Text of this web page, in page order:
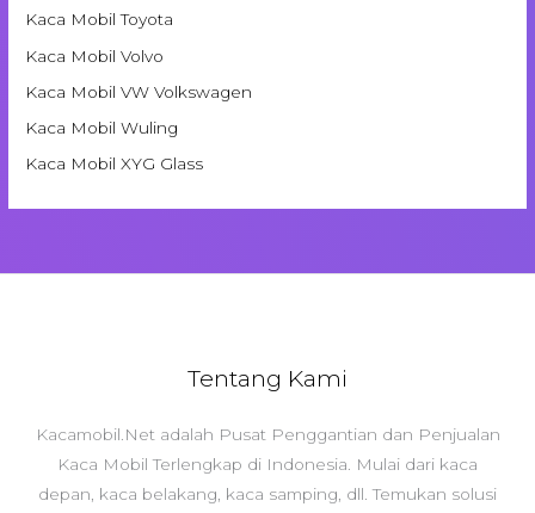
Kaca Mobil Toyota
Kaca Mobil Volvo
Kaca Mobil VW Volkswagen
Kaca Mobil Wuling
Kaca Mobil XYG Glass
Tentang Kami
Kacamobil.Net adalah Pusat Penggantian dan Penjualan
Kaca Mobil Terlengkap di Indonesia. Mulai dari kaca
depan, kaca belakang, kaca samping, dll. Temukan solusi